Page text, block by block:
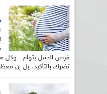
فرص الحمل بتوأم . وكل
تضرك بالتأكيد، بل إن